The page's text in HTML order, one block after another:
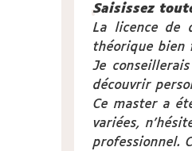
Saisissez
La licence de
théorique bien
Je
découvrir
Ce master a
variées,
professionnel.